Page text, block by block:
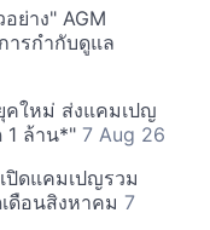
ย่าง" AGM
ารกำกับดูแล
คใหม่ ส่งแคมเปญ
1 ล้าน*" 7 Aug 26
ดแคมเปญรวม
ดือนสิงหาคม 7